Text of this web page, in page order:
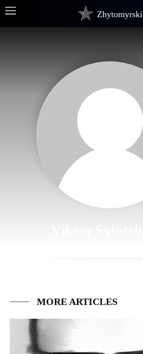
Zhytomyrski
MORE ARTICLES